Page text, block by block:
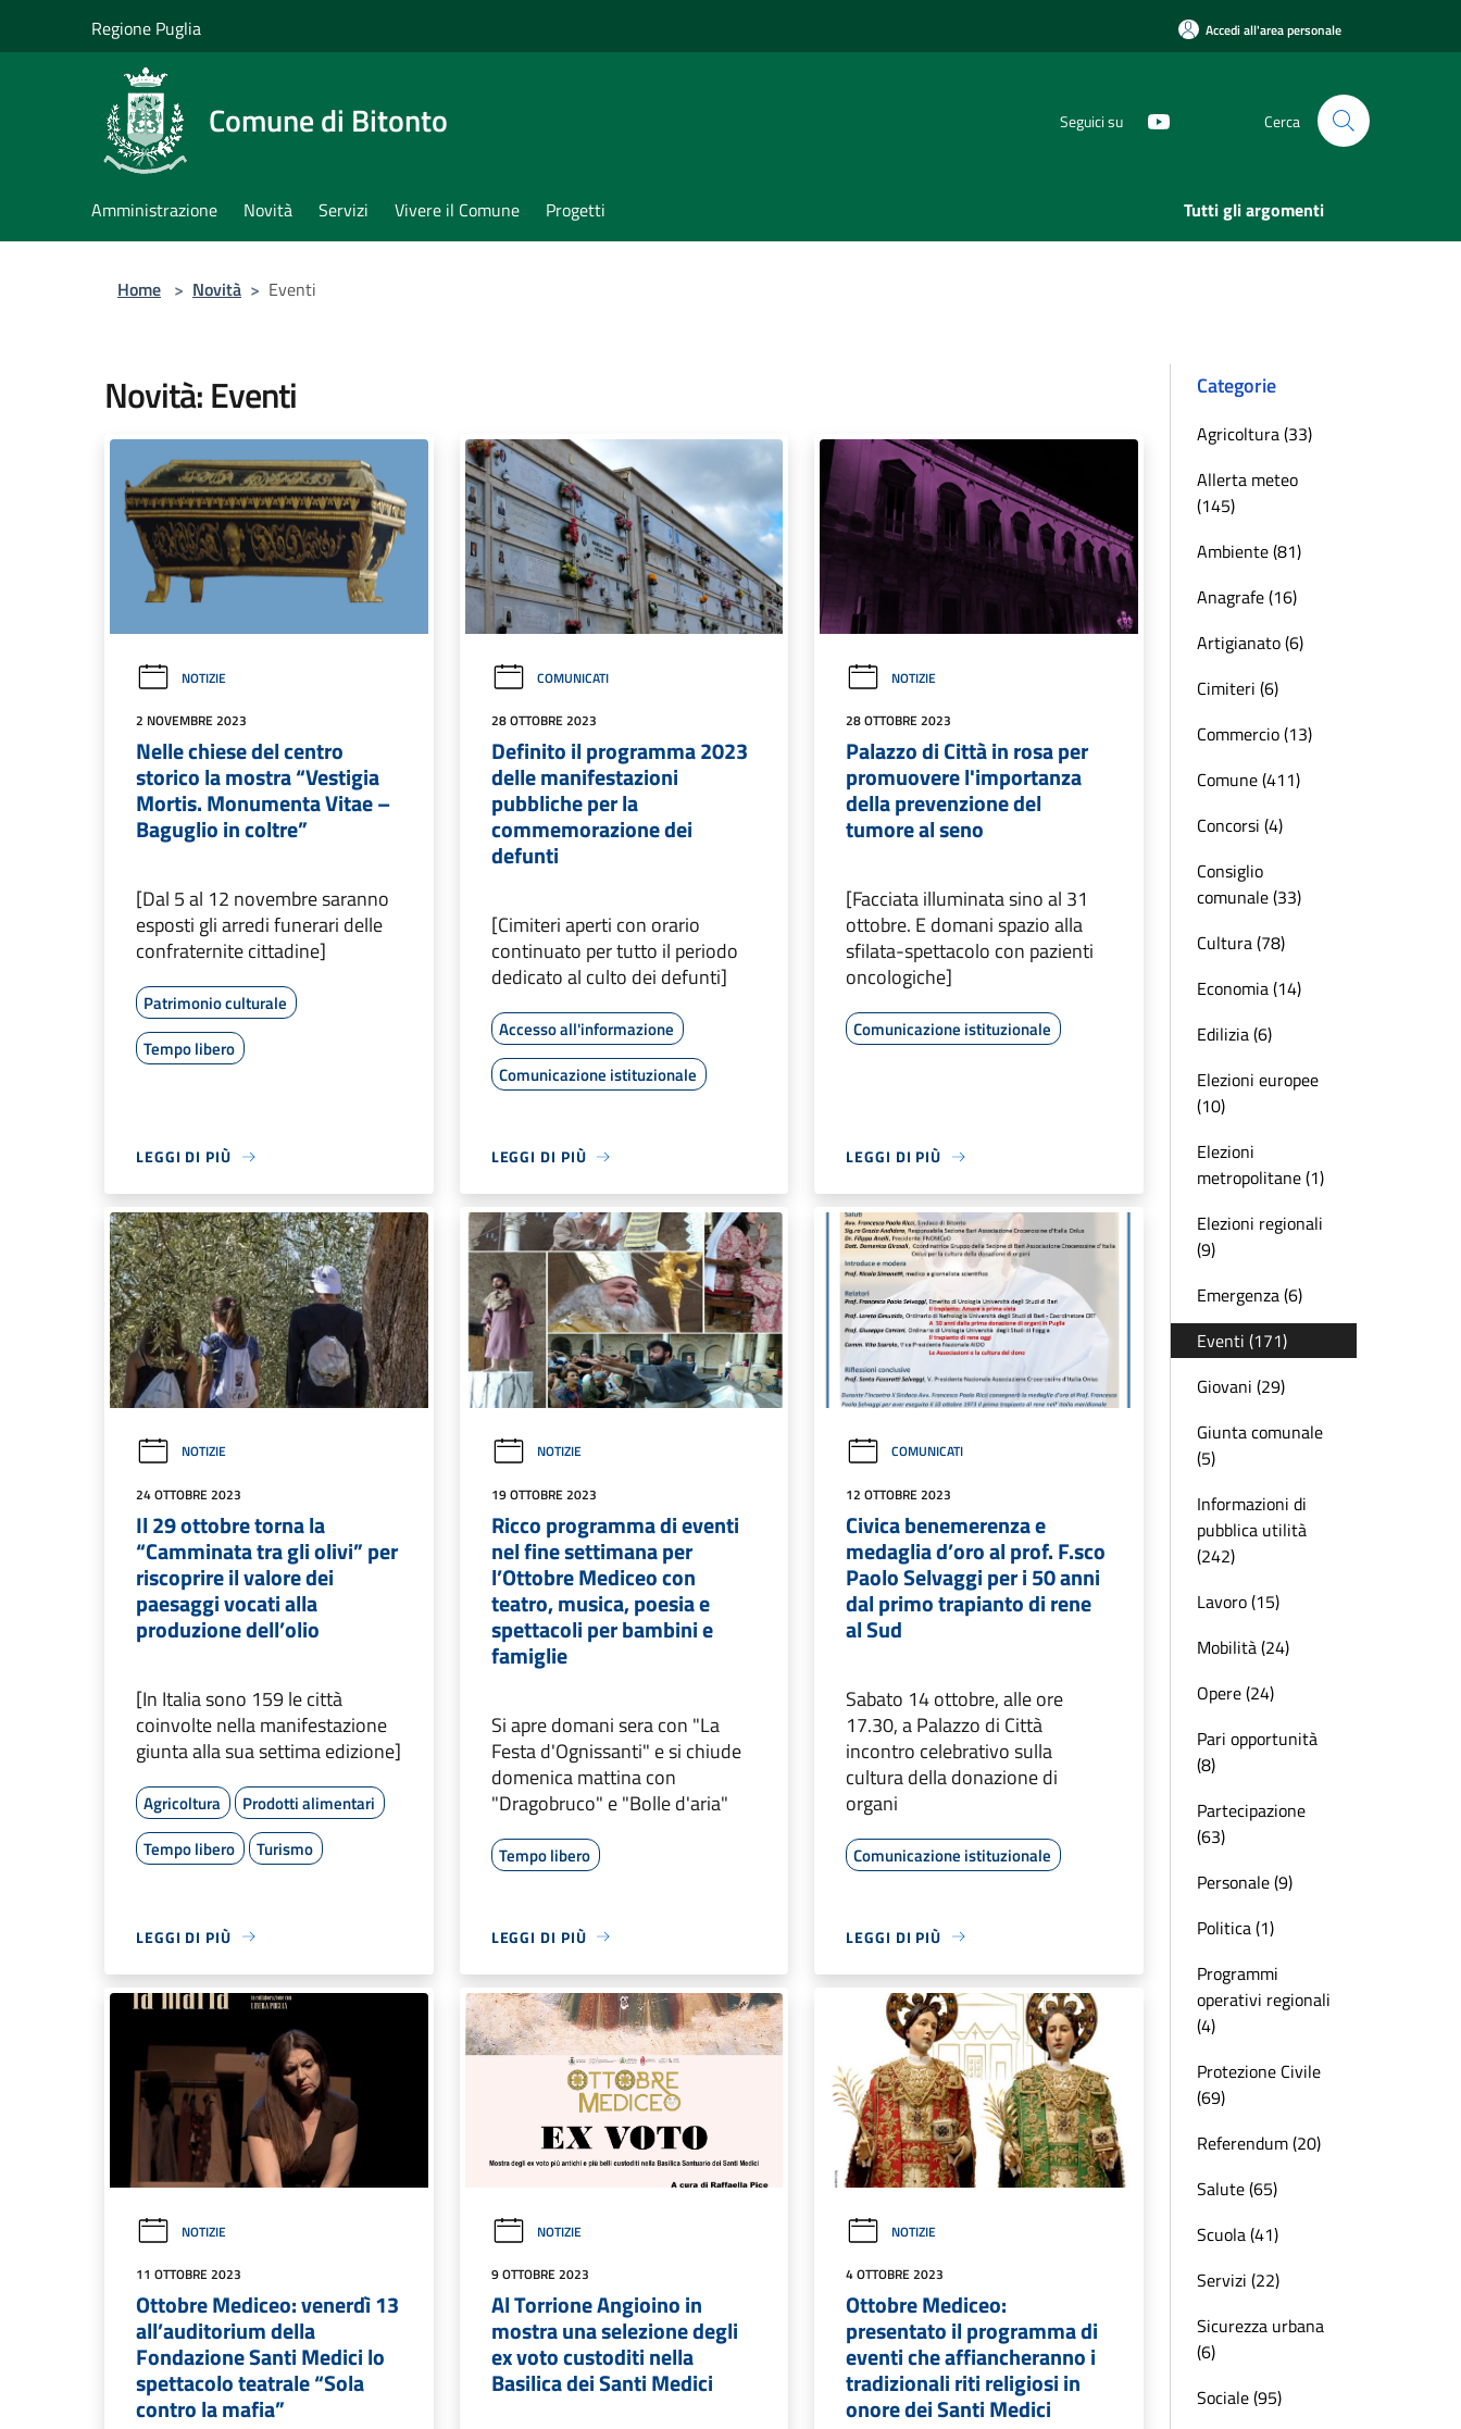
Regione Puglia Accedi all'area personale
Comune di Bitonto Seguici su Cerca
Amministrazione Novità Servizi Vivere il Comune Progetti Tutti gli argomenti
Home > Novità > Eventi
Novità: Eventi
NOTIZIE
2 NOVEMBRE 2023
Nelle chiese del centro
storico la mostra “Vestigia
Mortis. Monumenta Vitae –
Baguglio in coltre”
[Dal 5 al 12 novembre saranno
esposti gli arredi funerari delle
confraternite cittadine]
Patrimonio culturale
Tempo libero
LEGGI DI PIÙ
COMUNICATI
28 OTTOBRE 2023
Definito il programma 2023
delle manifestazioni
pubbliche per la
commemorazione dei
defunti
[Cimiteri aperti con orario
continuato per tutto il periodo
dedicato al culto dei defunti]
Accesso all'informazione
Comunicazione istituzionale
LEGGI DI PIÙ
NOTIZIE
28 OTTOBRE 2023
Palazzo di Città in rosa per
promuovere l'importanza
della prevenzione del
tumore al seno
[Facciata illuminata sino al 31
ottobre. E domani spazio alla
sfilata-spettacolo con pazienti
oncologiche]
Comunicazione istituzionale
LEGGI DI PIÙ
NOTIZIE
24 OTTOBRE 2023
Il 29 ottobre torna la
“Camminata tra gli olivi” per
riscoprire il valore dei
paesaggi vocati alla
produzione dell’olio
[In Italia sono 159 le città
coinvolte nella manifestazione
giunta alla sua settima edizione]
Agricoltura
Prodotti alimentari
Tempo libero
Turismo
LEGGI DI PIÙ
NOTIZIE
19 OTTOBRE 2023
Ricco programma di eventi
nel fine settimana per
l’Ottobre Mediceo con
teatro, musica, poesia e
spettacoli per bambini e
famiglie
Si apre domani sera con "La
Festa d'Ognissanti" e si chiude
domenica mattina con
"Dragobruco" e "Bolle d'aria"
Tempo libero
LEGGI DI PIÙ
COMUNICATI
12 OTTOBRE 2023
Civica benemerenza e
medaglia d’oro al prof. F.sco
Paolo Selvaggi per i 50 anni
dal primo trapianto di rene
al Sud
Sabato 14 ottobre, alle ore
17.30, a Palazzo di Città
incontro celebrativo sulla
cultura della donazione di
organi
Comunicazione istituzionale
LEGGI DI PIÙ
NOTIZIE
11 OTTOBRE 2023
Ottobre Mediceo: venerdì 13
all’auditorium della
Fondazione Santi Medici lo
spettacolo teatrale “Sola
contro la mafia”
NOTIZIE
9 OTTOBRE 2023
Al Torrione Angioino in
mostra una selezione degli
ex voto custoditi nella
Basilica dei Santi Medici
NOTIZIE
4 OTTOBRE 2023
Ottobre Mediceo:
presentato il programma di
eventi che affiancheranno i
tradizionali riti religiosi in
onore dei Santi Medici
Categorie
Agricoltura (33)
Allerta meteo
(145)
Ambiente (81)
Anagrafe (16)
Artigianato (6)
Cimiteri (6)
Commercio (13)
Comune (411)
Concorsi (4)
Consiglio
comunale (33)
Cultura (78)
Economia (14)
Edilizia (6)
Elezioni europee
(10)
Elezioni
metropolitane (1)
Elezioni regionali
(9)
Emergenza (6)
Eventi (171)
Giovani (29)
Giunta comunale
(5)
Informazioni di
pubblica utilità
(242)
Lavoro (15)
Mobilità (24)
Opere (24)
Pari opportunità
(8)
Partecipazione
(63)
Personale (9)
Politica (1)
Programmi
operativi regionali
(4)
Protezione Civile
(69)
Referendum (20)
Salute (65)
Scuola (41)
Servizi (22)
Sicurezza urbana
(6)
Sociale (95)